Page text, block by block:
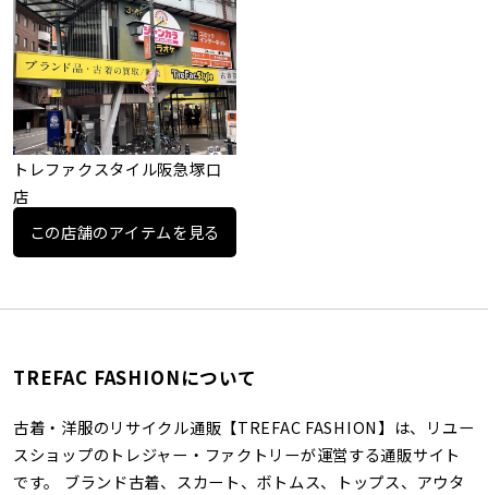
トレファクスタイル阪急塚口
店
この店舗のアイテムを見る
TREFAC FASHIONについて
古着・洋服のリサイクル通販【TREFAC FASHION】は、リユー
スショップのトレジャー・ファクトリーが運営する通販サイト
です。 ブランド古着、スカート、ボトムス、トップス、アウタ